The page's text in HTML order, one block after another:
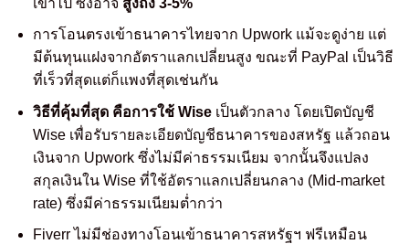
การโอนตรงเข้าธนาคารไทยจาก Upwork แม้จะดูง่าย แต่
มีต้นทุนแฝงจากอัตราแลกเปลี่ยนสูง ขณะที่ PayPal เป็นวิธี
ที่เร็วที่สุดแต่ก็แพงที่สุดเช่นกัน
วิธีที่คุ้มที่สุด คือการใช้ Wiseเป็นตัวกลาง โดยเปิดบัญชี
Wise เพื่อรับรายละเอียดบัญชีธนาคารของสหรัฐ แล้วถอน
เงินจาก Upwork ซึ่งไม่มีค่าธรรมเนียม จากนั้นจึงแปลง
สกุลเงินใน Wise ที่ใช้อัตราแลกเปลี่ยนกลาง (Mid-market
rate) ซึ่งมีค่าธรรมเนียมต่ำกว่า
Fiverr ไม่มีช่องทางโอนเข้าธนาคารสหรัฐฯ ฟรีเหมือน